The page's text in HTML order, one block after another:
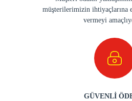
müşterilerimizin ihtiyaçlarına
vermeyi
GÜVENLİ